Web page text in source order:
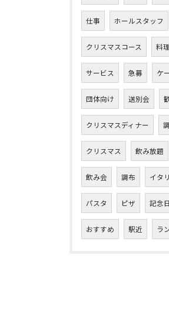
仕事 ホールスタッフ
クリスマスコース 料
サービス 急募 ケ
団体向け 送別会
クリスマスディナー
クリスマス 飲み放題
飲み会 調布 イタ
パスタ ピザ 記念日
おすすめ 駅近 ラ